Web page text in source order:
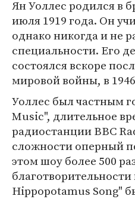
Ян Уоллес родился в
июля 1919 года. Он
однако никогда и не
специальности. Его
состоялся вскоре
мировой войны, в
Уоллес был частным
Music", длительное
радиостанции BBC
сложности оперный
этом шоу более 500
Hippopotamus Song"